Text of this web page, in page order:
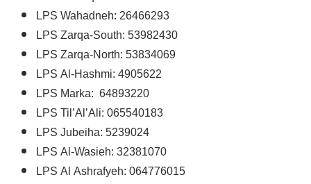
LPS Wahadneh: 26466293
LPS Zarqa-South: 53982430
LPS Zarqa-North: 53834069
LPS Al-Hashmi:4905622
LPS Marka: 64893220
LPS Til’Al’Ali:065540183
LPS Jubeiha:5239024
LPS Al-Wasieh:32381070
LPS Al Ashrafyeh:064776015